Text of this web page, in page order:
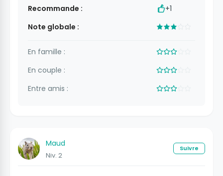
Recommande :
+1
Note globale :
En famille :
En couple :
Entre amis :
Maud
Niv. 2
Suivre